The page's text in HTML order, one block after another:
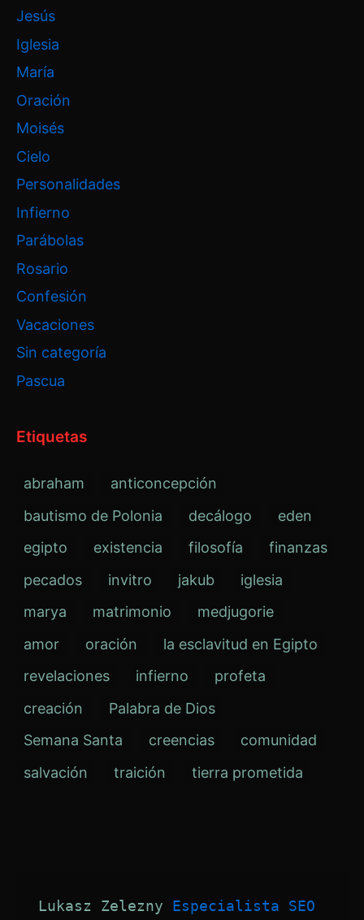
Jesús
Iglesia
María
Oración
Moisés
Cielo
Personalidades
Infierno
Parábolas
Rosario
Confesión
Vacaciones
Sin categoría
Pascua
Etiquetas
abraham
anticoncepción
bautismo de Polonia
decálogo
eden
egipto
existencia filosofía
finanzas
pecados
invitro jakub
iglesia
marya
matrimonio
medjugorie
amor
oración
la esclavitud en Egipto
revelaciones
infierno
profeta
creación
Palabra de Dios
Semana Santa
creencias
comunidad
salvación
traición tierra prometida
Lukasz Zelezny Especialista SEO